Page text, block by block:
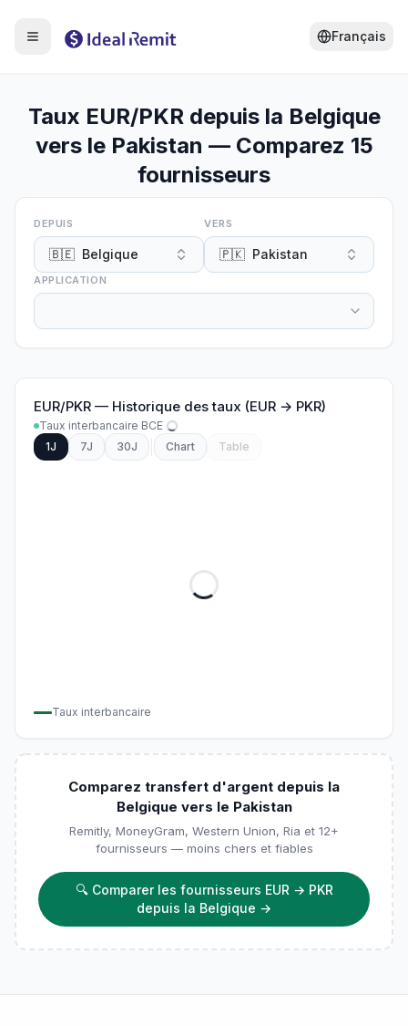
Français
Taux EUR/PKR depuis la Belgique
vers le Pakistan — Comparez 15
fournisseurs
DEPUIS
🇧🇪 Belgique
VERS
🇵🇰 Pakistan
APPLICATION
EUR/PKR — Historique des taux (EUR → PKR)
Taux interbancaire BCE
1J
7J 30J Chart Table
Taux interbancaire
Comparez transfert d'argent depuis la
Belgique vers le Pakistan
Remitly, MoneyGram, Western Union, Ria et 12+
fournisseurs — moins chers et fiables
🔍 Comparer les fournisseurs EUR → PKR
depuis la Belgique →